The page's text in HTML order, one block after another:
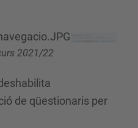
2021/22
de qüestionaris per